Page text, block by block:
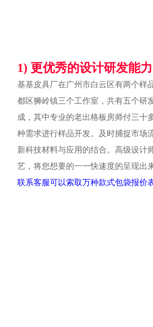
1) 更优秀的设计研发能力
基基皮具厂在广州市白云区有两个样
都区狮岭镇三个工作室，共有五个研
成，其中专业的老出格板房师付三十
种需求进行样品开发。及时捕捉市场
新科技材料与应用的结合。高级设计
艺，将您想要的一一快速度的呈现出来
联系客服可以索取万种款式包袋报价